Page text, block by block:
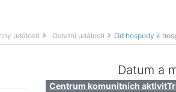
události Ostatní události Od hospody k
Datum a
Centrum komunitních